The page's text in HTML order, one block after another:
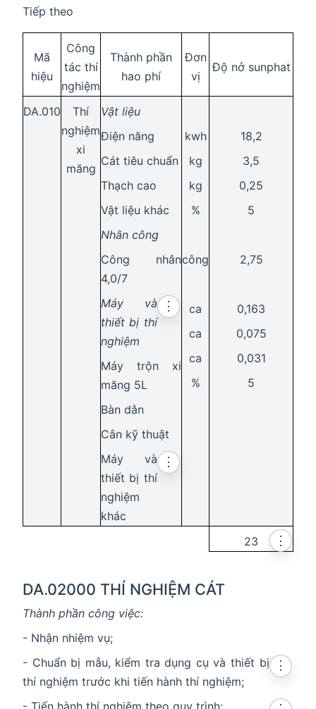
Tiếp theo
Mã
hiệu
Công
tác thí
nghiệm
Thành phần
hao phí
Đơn
vị
Độ nở sunphat
DA.010
Thí
nghiệm
xi
măng
Vật liệu
Điện năng
Cát tiêu chuẩn
Thạch cao
Vật liệu khác
Nhân công
Công nhân
4,0/7
Máy và
thiết bị thí
nghiệm
⋮
Máy trộn xi
măng 5L
Bàn dằn
Cân kỹ thuật
Máy và
thiết bị thí
nghiệm
khác
⋮
kwh
kg
kg
%
công
ca
ca
ca
%
18,2
3,5
0,25
5
2,75
0,163
0,075
0,031
5
23
DA.02000 THÍ NGHIỆM CÁT
⋮
Thành phần công việc:
- Nhận nhiệm vụ;
- Chuẩn bị mẫu, kiểm tra dụng cụ và thiết bị
thí nghiệm trước khi tiến hành thí nghiệm;
⋮